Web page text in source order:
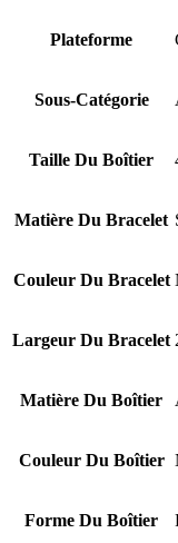
Plateforme
Sous-Catégorie
Taille Du Boîtier
Matière Du Bracelet
Couleur Du Bracelet
Largeur Du Bracelet
Matière Du Boîtier
Couleur Du Boîtier
Forme Du Boîtier